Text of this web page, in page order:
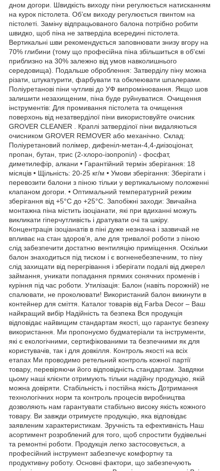
дном догори. Швидкість виходу піни регулюється натисканням
на курок пістолета. Об’єм виходу регулюється гвинтом на
пістолеті. Заміну відпрацьованого балона потрібно робити
швидко, щоб піна не затверділа всередині пістолета.
Вертикальні шви рекомендується заповнювати знизу вгору на
70% глибини (тому що професійна піна збільшиться в об'ємі
приблизно на 30% залежно від умов навколишнього
середовища). Подальше оброблення: Затверділу піну можна
різати, штукатурити, фарбувати та обклеювати шпалерами.
Поліуретанові піни чутливі до УФ випромінювання. Якщо шов
залишити незахищеним, піна буде руйнуватися. Очищення
інструментів: Для промивання пістолета та очищення
поверхонь від незатверділої піни використовуйте очисник
GROVER CLEANER . Краплі затверділої піни видаляються
очисником GROVER REMOVER або механічно. Склад:
Поліуретановий полімер, дифеніл-метан-4,4-диізоціонат,
пропан, бутан, трис (2-хлоро-ізопропіл) - фосфат,
диметилефір, алкани • Гарантійний термін зберігання: 18
місяців • Щільність: 20-25 кг/м • Умови зберігання: Зберігати і
перевозити балони з піною тільки у вертикальному положенні
клапаном догори. • Оптимальний температурний режим
зберігання від +5°С до +25°С. Запобіжні заходи: Звичайна
монтажна піна містить ізоціанати, які при вдиханні можуть
викликати гіперчутливість і дратувати очі та шкіру.
Концентрація ізоціанатів в піні дуже незначна і зазвичай не
впливає на стан здоров’я, але для тривалої роботи з піною
слід забезпечити достатню вентиляцію приміщення. Оскільки
балон знаходиться під тиском і є вогненебезпечним, то піну
слід захищати від перегрівання і зберігати подалі від джерел
займання, уникати попадання прямих сонячних променів і
куріння під час роботи. Утилізація: Балон (навіть порожній) не
спалювати, не проколювати! Використаний балон викинути в
контейнер для сміття. Каталог товарів від Farba Decor – Ваш
найкращий вибір Надійність та безпека Вся продукція
відповідає найвищим стандартам якості, що гарантує безпеку
використання. Ми пропонуємо будматеріали та інструменти,
які є екологічними, сертифікованими та безпечними як для
користувачів, так і для довкілля. Контроль якості на всіх
етапах Ми проводимо ретельний контроль кожної партії
товару, перевіряючи його відповідність стандартам. Завдяки
цьому наші клієнти отримують тільки надійну продукцію, якій
можна довіряти. Стабільність і постійна якість Дотримання
технологічних норм та контроль процесів виробництва
дозволяють нам гарантувати стабільно високу якість кожного
товару. Ви завжди отримуєте продукцію, яка відповідає
заявленим характеристикам. Зручність та ефективність Наш
асортимент розроблений для того, щоб спростити будівельні
та ремонтні роботи. Продукція легко застосовується, а
професійний інструмент забезпечує комфортну та
продуктивну роботу. Основні фактори, що забезпечують